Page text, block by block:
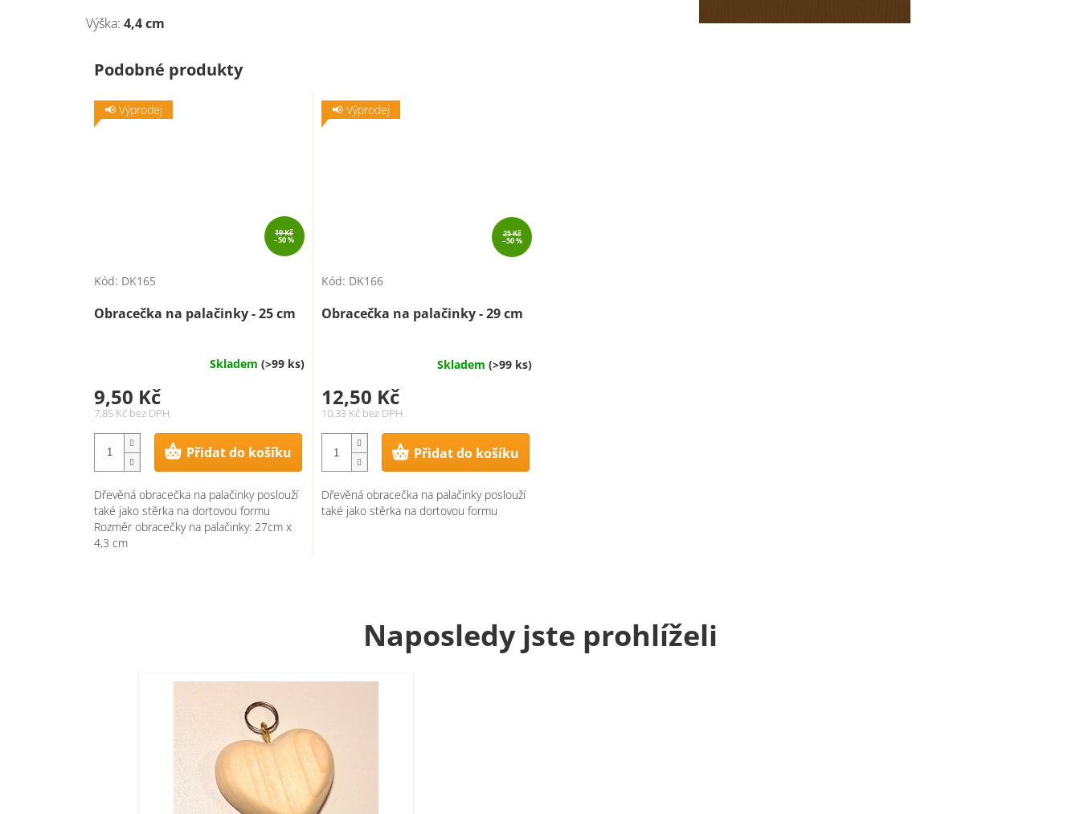
Výška: 4,4 cm
Podobné produkty
📢 Výprodej
19 Kč
–50 %
Obracečka na palačinky - 25 cm
Skladem (>99 ks)
7,85 Kč bez DPH
9,50 Kč
Přidat do košíku
Dřevěná obracečka na palačinky poslouží
také jako stěrka na dortovou formu
Rozměr obracečky na palačinky: 27cm x
4,3 cm
Kód: DK165
📢 Výprodej
25 Kč
–50 %
Obracečka na palačinky - 29 cm
Skladem (>99 ks)
10,33 Kč bez DPH
12,50 Kč
Přidat do košíku
Dřevěná obracečka na palačinky poslouží
také jako stěrka na dortovou formu
Kód: DK166
Naposledy jste prohlíželi